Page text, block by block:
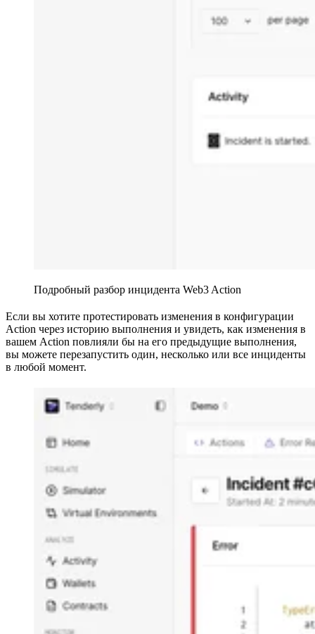
Подробный разбор инцидента Web3 Action
Если вы хотите протестировать изменения в конфигурации
Action через историю выполнения и увидеть, как изменения в
вашем Action повлияли бы на его предыдущие выполнения,
вы можете перезапустить один, несколько или все инциденты
в любой момент.